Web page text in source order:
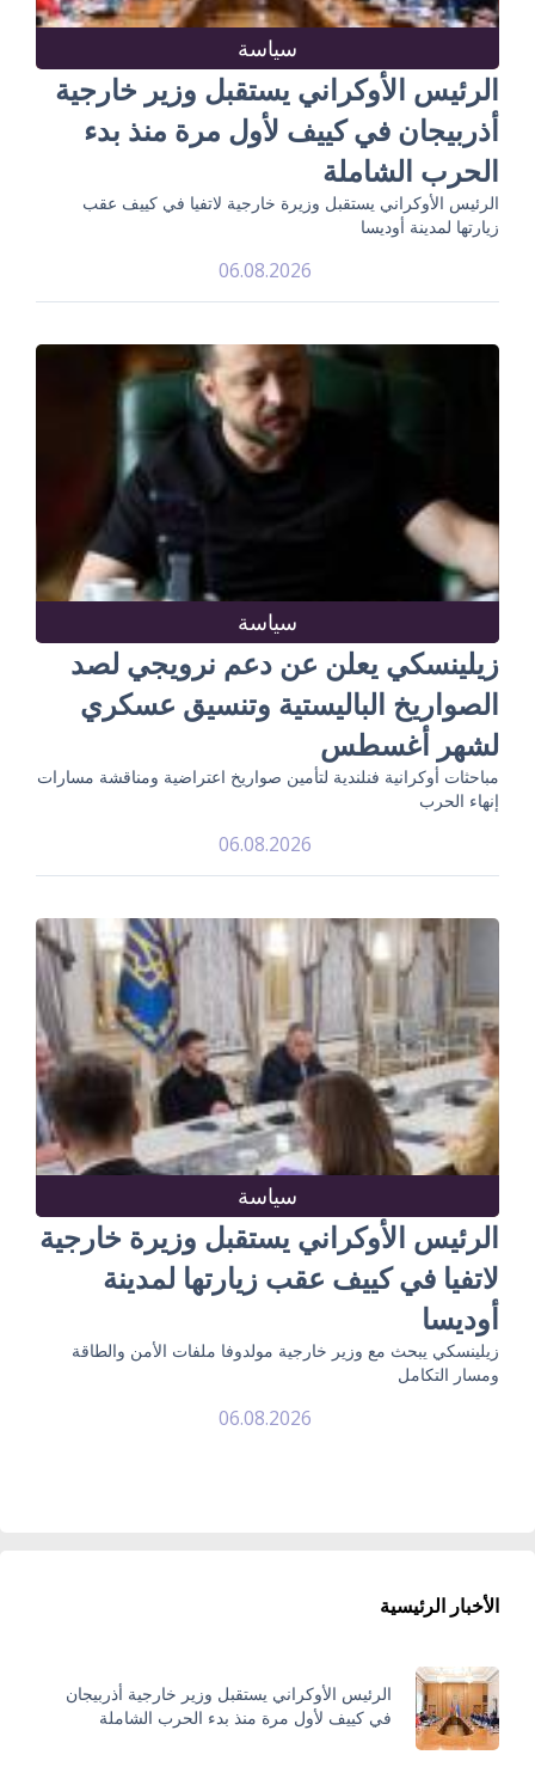
سياسة
الرئيس الأوكراني يستقبل وزير خارجية
أذربيجان في كييف لأول مرة منذ بدء
الحرب الشاملة
الرئيس الأوكراني يستقبل وزيرة خارجية لاتفيا في كييف عقب
زيارتها لمدينة أوديسا
06.08.2026
سياسة
زيلينسكي يعلن عن دعم نرويجي لصد
الصواريخ الباليستية وتنسيق عسكري
لشهر أغسطس
مباحثات أوكرانية فنلندية لتأمين صواريخ اعتراضية ومناقشة مسارات
إنهاء الحرب
06.08.2026
سياسة
الرئيس الأوكراني يستقبل وزيرة خارجية
لاتفيا في كييف عقب زيارتها لمدينة
أوديسا
زيلينسكي يبحث مع وزير خارجية مولدوفا ملفات الأمن والطاقة
ومسار التكامل
06.08.2026
الأخبار الرئيسية
الرئيس الأوكراني يستقبل وزير خارجية أذربيجان
في كييف لأول مرة منذ بدء الحرب الشاملة